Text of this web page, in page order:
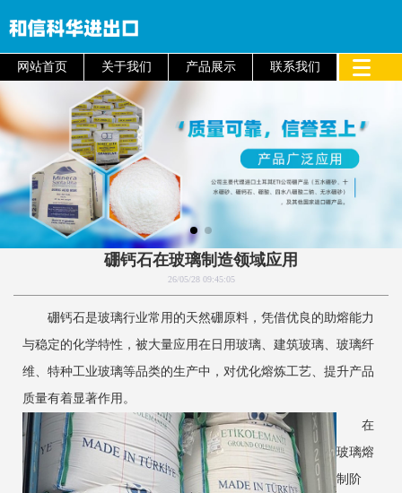
网站首页 关于我们 产品展示 联系我们
硼钙石在玻璃制造领域应用
26/05/28 09:45:05
硼钙石是玻璃行业常用的天然硼原料，凭借优良的助熔能力
与稳定的化学特性，被大量应用在日用玻璃、建筑玻璃、玻璃纤
维、特种工业玻璃等品类的生产中，对优化熔炼工艺、提升产品
质量有着显著作用。
在
玻璃熔
制阶